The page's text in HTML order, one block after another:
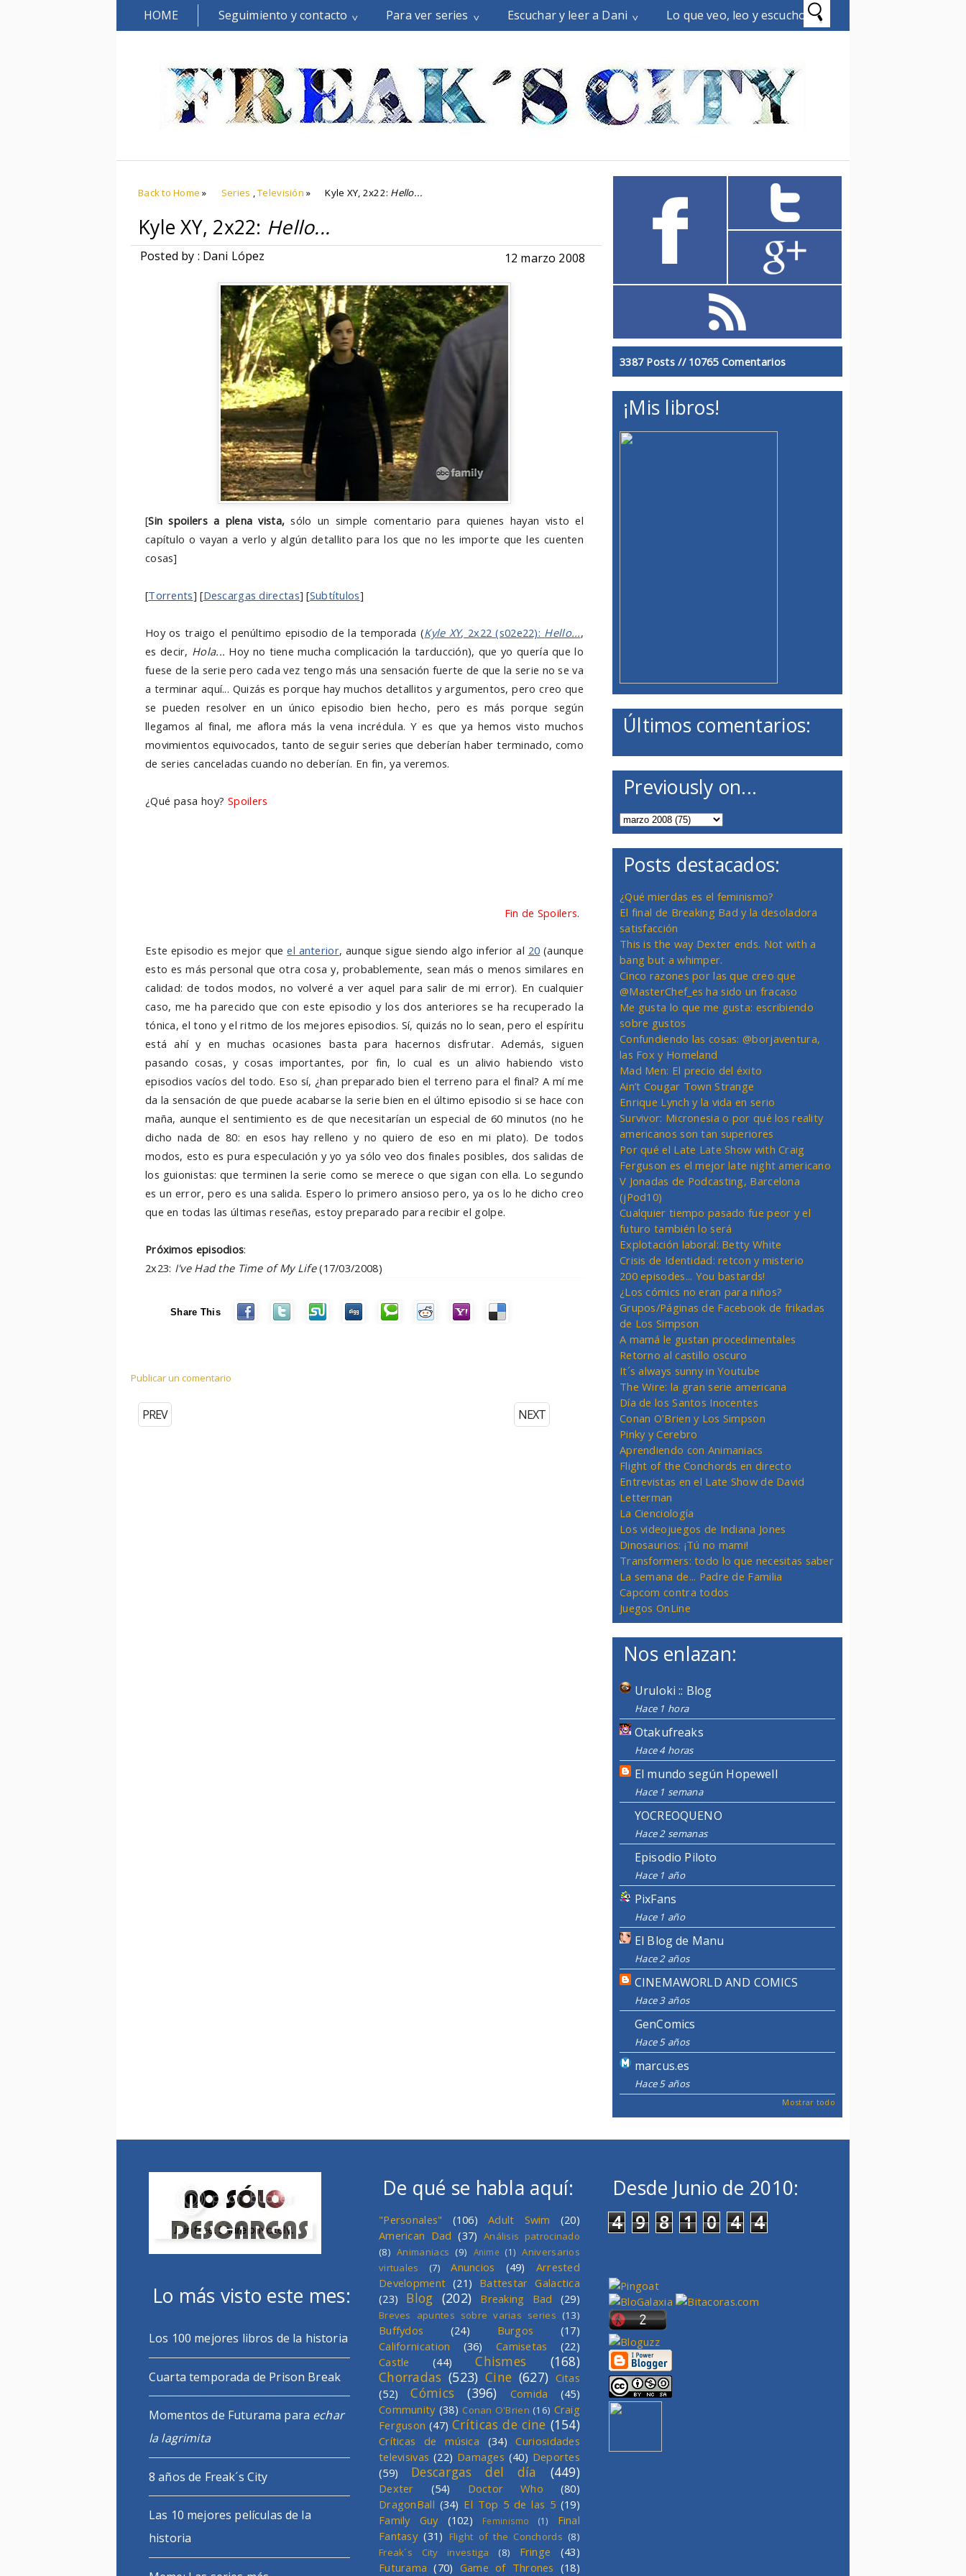
HOME Seguimiento y contacto Para ver series Escuchar y leer a Dani Lo que veo, leo y escucho
Back to Home » Series ,Televisión » Kyle XY, 2x22: Hello...
Kyle XY, 2x22: Hello...
Posted by : Dani López 12 marzo 2008
[Sin spoilers a plena vista, sólo un simple comentario para quienes hayan visto el
capítulo o vayan a verlo y algún detallito para los que no les importe que les cuenten
cosas]
[Torrents] [Descargas directas] [Subtítulos]
Hoy os traigo el penúltimo episodio de la temporada(Kyle XY, 2x22 (s02e22): Hello...,
es decir, Hola... Hoy no tiene mucha complicación la tarducción), que yo quería que lo
fuese de la serie pero cada vez tengo más una sensación fuerte de que la serie no se va
a terminar aquí... Quizás es porque hay muchos detallitos y argumentos, pero creo que
se pueden resolver en un único episodio bien hecho, pero es más porque según
llegamos al final, me aflora más la vena incrédula. Y es que ya hemos visto muchos
movimientos equivocados, tanto de seguir series que deberían haber terminado, como
de series canceladas cuando no deberían. En fin, ya veremos.
¿Qué pasa hoy?Spoilers
Fin de Spoilers.
Este episodio es mejor queel anterior, aunque sigue siendo algo inferior al 20 (aunque
esto es más personal que otra cosa y, probablemente, sean más o menos similares en
calidad: de todos modos, no volveré a ver aquel para salir de mi error). En cualquier
caso, me ha parecido que con este episodio y los dos anteriores se ha recuperado la
tónica, el tono y el ritmo de los mejores episodios. Sí, quizás no lo sean, pero el espíritu
está ahí y en muchas ocasiones basta para hacernos disfrutar. Además, siguen
pasando cosas, y cosas importantes, por fin, lo cual es un alivio habiendo visto
episodios vacíos del todo. Eso sí, ¿han preparado bien el terreno para el final? A mí me
da la sensación de que puede acabarse la serie bien en el último episodio si se hace con
maña, aunque el sentimiento es de que necesitarían un especial de 60 minutos (no he
dicho nada de 80: en esos hay relleno y no quiero de eso en mi plato). De todos
modos, esto es pura especulación y yo ya sólo veo dos finales posibles, dos salidas de
los guionistas: que terminen la serie como se merece o que sigan con ella. Lo segundo
es un error, pero es una salida. Espero lo primero ansioso pero, ya os lo he dicho creo
que en todas las últimas reseñas, estoy preparado para recibir el golpe.
Próximos episodios:
2x23: I've Had the Time of My Life(17/03/2008)
Share This
Publicar un comentario
NEXT
PREV
3387 Posts // 10765 Comentarios
¡Mis libros!
Últimos comentarios:
Previously on...
Posts destacados:
¿Qué mierdas es el feminismo?
El final de Breaking Bad y la desoladora
satisfacción
This is the way Dexter ends. Not with a
bang but a whimper.
Cinco razones por las que creo que
@MasterChef_es ha sido un fracaso
Me gusta lo que me gusta: escribiendo
sobre gustos
Confundiendo las cosas: @borjaventura,
las Fox y Homeland
Mad Men: El precio del éxito
Ain’t Cougar Town Strange
Enrique Lynch y la vida en serio
Survivor: Micronesia o por qué los reality
americanos son tan superiores
Por qué el Late Late Show with Craig
Ferguson es el mejor late night americano
V Jonadas de Podcasting, Barcelona
(jPod10)
Cualquier tiempo pasado fue peor y el
futuro también lo será
Explotación laboral: Betty White
Crisis de Identidad: retcon y misterio
200 episodes... You bastards!
¿Los cómics no eran para niños?
Grupos/Páginas de Facebook de frikadas
de Los Simpson
A mamá le gustan procedimentales
Retorno al castillo oscuro
It´s always sunny in Youtube
The Wire: la gran serie americana
Día de los Santos Inocentes
Conan O'Brien y Los Simpson
Pinky y Cerebro
Aprendiendo con Animaniacs
Flight of the Conchords en directo
Entrevistas en el Late Show de David
Letterman
La Cienciología
Los videojuegos de Indiana Jones
Dinosaurios: ¡Tú no mami!
Transformers: todo lo que necesitas saber
La semana de... Padre de Familia
Capcom contra todos
Juegos OnLine
Nos enlazan:
Uruloki :: Blog
Hace 1 hora
Otakufreaks
Hace 4 horas
El mundo según Hopewell
Hace 1 semana
YOCREOQUENO
Hace 2 semanas
Episodio Piloto
Hace 1 año
PixFans
Hace 1 año
El Blog de Manu
Hace 2 años
CINEMAWORLD AND COMICS
Hace 3 años
GenComics
Hace 5 años
marcus.es
Hace 5 años
Mostrar todo
Lo más visto este mes:
Los 100 mejores libros de la historia
Cuarta temporada de Prison Break
Momentos de Futurama para echar
la lagrimita
8 años de Freak´s City
Las 10 mejores películas de la
historia
De qué se habla aquí:
"Personales" (106) Adult Swim
(20)
American Dad (37) Análisis patrocinado
(8) Animaniacs (9) Anime (1) Aniversarios
virtuales
(7) Anuncios (49)
Arrested
Development (21) Battestar Galactica
(23)
Blog (202) Breaking Bad (29)
Breves apuntes sobre varias series (13)
Buffydos (24) Burgos
(17)
Californication
(36) Camisetas
(22)
Castle
(44) Chismes
(168)
Chorradas (523) Cine (627) Citas
(52)
Cómics (396) Comida
(45)
Community (38) Conan O'Brien (16) Craig
Ferguson (47) Críticas de cine (154)
Críticas de música (34)
Curiosidades
televisivas (22) Damages (40) Deportes
(59)
Descargas del día (449)
Dexter (54) Doctor Who
(80)
DragonBall (34) El Top 5 de las 5 (19)
Family Guy
(102) Feminismo (1)
Final
Fantasy (31) Flight of the Conchords (8)
Freak´s City investiga
(8) Fringe
(43)
Futurama (70) Game of Thrones (18)
Desde Junio de 2010:
4 9 8 1 0 4 4